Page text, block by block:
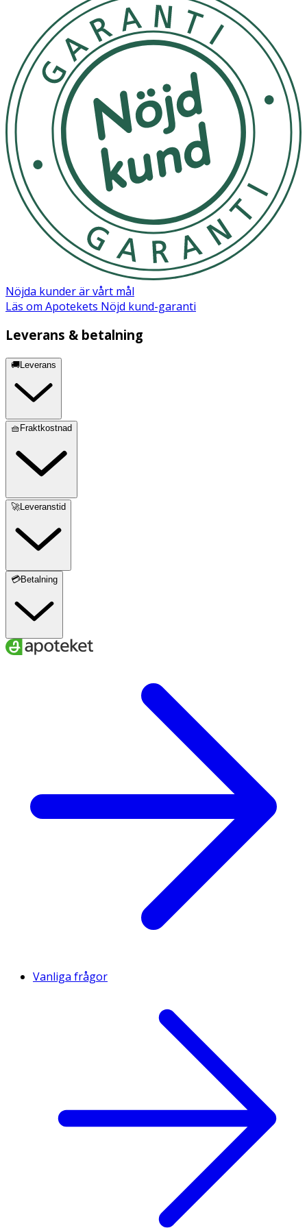
Serine, Valine, Isoleucine, Proline, Phenylalanine, PCA,
Glycine, Histidine, Shea Butter Ethyl Esters, Sodium
Lactate, Ethylhexylglycerin, PEG-40 Hydrogenated Castor
Oil, Carbomer, Phenoxyethanol, Silica, Triethanolamine,
Parfum, Geraniol.
Nöjda kunder är vårt mål
Läs om Apotekets Nöjd kund-garanti
Leverans & betalning
🚚Leverans
🧺Fraktkostnad
🚀Leveranstid
💳Betalning
Vanliga frågor